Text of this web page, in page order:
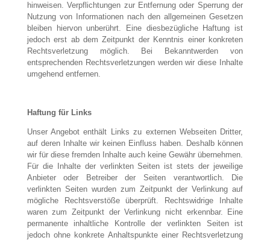
hinweisen. Verpflichtungen zur Entfernung oder Sperrung der
Nutzung von Informationen nach den allgemeinen Gesetzen
bleiben hiervon unberührt. Eine diesbezügliche Haftung ist
jedoch erst ab dem Zeitpunkt der Kenntnis einer konkreten
Rechtsverletzung möglich. Bei Bekanntwerden von
entsprechenden Rechtsverletzungen werden wir diese Inhalte
umgehend entfernen.
Haftung für Links
Unser Angebot enthält Links zu externen Webseiten Dritter,
auf deren Inhalte wir keinen Einfluss haben. Deshalb können
wir für diese fremden Inhalte auch keine Gewähr übernehmen.
Für die Inhalte der verlinkten Seiten ist stets der jeweilige
Anbieter oder Betreiber der Seiten verantwortlich. Die
verlinkten Seiten wurden zum Zeitpunkt der Verlinkung auf
mögliche Rechtsverstöße überprüft. Rechtswidrige Inhalte
waren zum Zeitpunkt der Verlinkung nicht erkennbar. Eine
permanente inhaltliche Kontrolle der verlinkten Seiten ist
jedoch ohne konkrete Anhaltspunkte einer Rechtsverletzung